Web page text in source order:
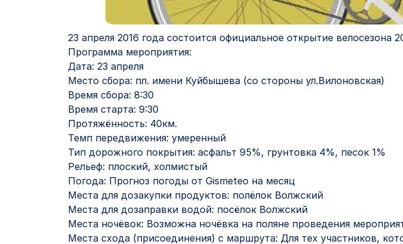
23 апреля 2016 года состоится официальное открытие велосезона
Программа мероприятия:
Дата: 23 апреля
Место сбора: пл. имени Куйбышева (со стороны ул.Вилоновская)
Время сбора: 8:30
Время старта: 9:30
Протяжённость: 40км.
Темп передвижения: умеренный
Тип дорожного покрытия: асфальт 95%, грунтовка 4%, песок 1%
Рельеф: плоский, холмистый
Погода: Прогноз погоды от Gismeteo на месяц
Места для дозакупки продуктов: полёлок Волжский
Места для дозаправки водой: посёлок Волжский
Места ночёвок: Возможна ночёвка на поляне проведения
Места схода (присоединения) с маршрута: Для тех участников,